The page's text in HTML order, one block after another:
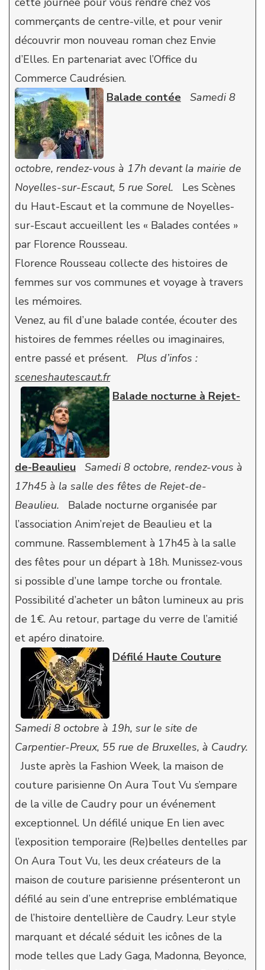
commerçants de centre-ville, et pour venir
découvrir mon nouveau roman chez Envie
d’Elles. En partenariat avec l’Office du
Commerce Caudrésien.
Balade contée
Samedi 8
octobre, rendez-vous à 17h devant la mairie de
Noyelles-sur-Escaut, 5 rue Sorel. Les Scènes
du Haut-Escaut et la commune de Noyelles-
sur-Escaut accueillent les « Balades contées »
par Florence Rousseau.
Florence Rousseau collecte des histoires de
femmes sur vos communes et voyage à travers
les mémoires.
Venez, au fil d’une balade contée, écouter des
histoires de femmes réelles ou imaginaires,
entre passé et présent. Plus d’infos :
sceneshautescaut.fr
Balade nocturne à Rejet-
de-Beaulieu
Samedi 8 octobre, rendez-vous à
17h45 à la salle des fêtes de Rejet-de-
Beaulieu. Balade nocturne organisée par
l’association Anim’rejet de Beaulieu et la
commune. Rassemblement à 17h45 à la salle
des fêtes pour un départ à 18h. Munissez-vous
si possible d’une lampe torche ou frontale.
Possibilité d’acheter un bâton lumineux au pris
de 1€. Au retour, partage du verre de l’amitié
et apéro dinatoire.
Défilé Haute Couture
Samedi 8 octobre à 19h, sur le site de
Carpentier-Preux, 55 rue de Bruxelles, à Caudry.
Juste après la Fashion Week, la maison de
couture parisienne On Aura Tout Vu s’empare
de la ville de Caudry pour un événement
exceptionnel. Un défilé unique En lien avec
l’exposition temporaire (Re)belles dentelles par
On Aura Tout Vu, les deux créateurs de la
maison de couture parisienne présenteront un
défilé au sein d’une entreprise emblématique
de l’histoire dentellière de Caudry. Leur style
marquant et décalé séduit les icônes de la
mode telles que Lady Gaga, Madonna, Beyonce,